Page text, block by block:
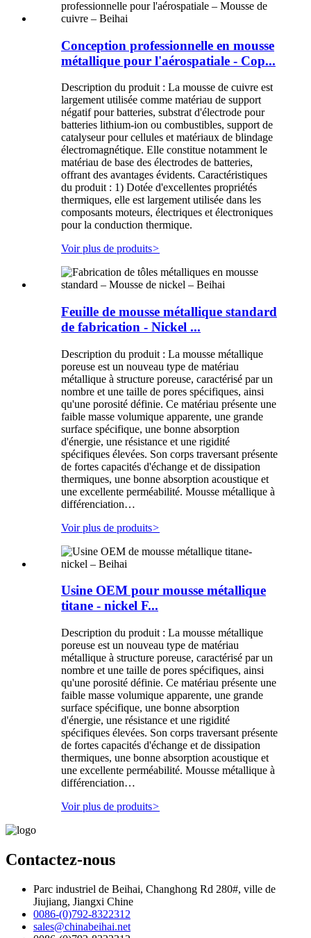
Conception professionnelle en mousse
métallique pour l'aérospatiale - Cop...
Description du produit : La mousse de cuivre est
largement utilisée comme matériau de support
négatif pour batteries, substrat d'électrode pour
batteries lithium-ion ou combustibles, support de
catalyseur pour cellules et matériaux de blindage
électromagnétique. Elle constitue notamment le
matériau de base des électrodes de batteries,
offrant des avantages évidents. Caractéristiques
du produit : 1) Dotée d'excellentes propriétés
thermiques, elle est largement utilisée dans les
composants moteurs, électriques et électroniques
pour la conduction thermique.
Voir plus de produits>
Feuille de mousse métallique standard
de fabrication - Nickel ...
Description du produit : La mousse métallique
poreuse est un nouveau type de matériau
métallique à structure poreuse, caractérisé par un
nombre et une taille de pores spécifiques, ainsi
qu'une porosité définie. Ce matériau présente une
faible masse volumique apparente, une grande
surface spécifique, une bonne absorption
d'énergie, une résistance et une rigidité
spécifiques élevées. Son corps traversant présente
de fortes capacités d'échange et de dissipation
thermiques, une bonne absorption acoustique et
une excellente perméabilité. Mousse métallique à
différenciation…
Voir plus de produits>
Usine OEM pour mousse métallique
titane - nickel F...
Description du produit : La mousse métallique
poreuse est un nouveau type de matériau
métallique à structure poreuse, caractérisé par un
nombre et une taille de pores spécifiques, ainsi
qu'une porosité définie. Ce matériau présente une
faible masse volumique apparente, une grande
surface spécifique, une bonne absorption
d'énergie, une résistance et une rigidité
spécifiques élevées. Son corps traversant présente
de fortes capacités d'échange et de dissipation
thermiques, une bonne absorption acoustique et
une excellente perméabilité. Mousse métallique à
différenciation…
Voir plus de produits>
Contactez-nous
Parc industriel de Beihai, Changhong Rd 280#, ville de
Jiujiang, Jiangxi Chine
0086-(0)792-8322312
sales@chinabeihai.net